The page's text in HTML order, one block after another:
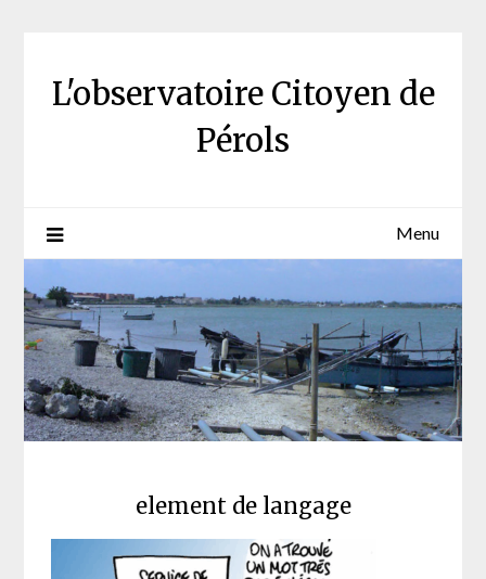
L'observatoire Citoyen de
Pérols
Menu
element de langage